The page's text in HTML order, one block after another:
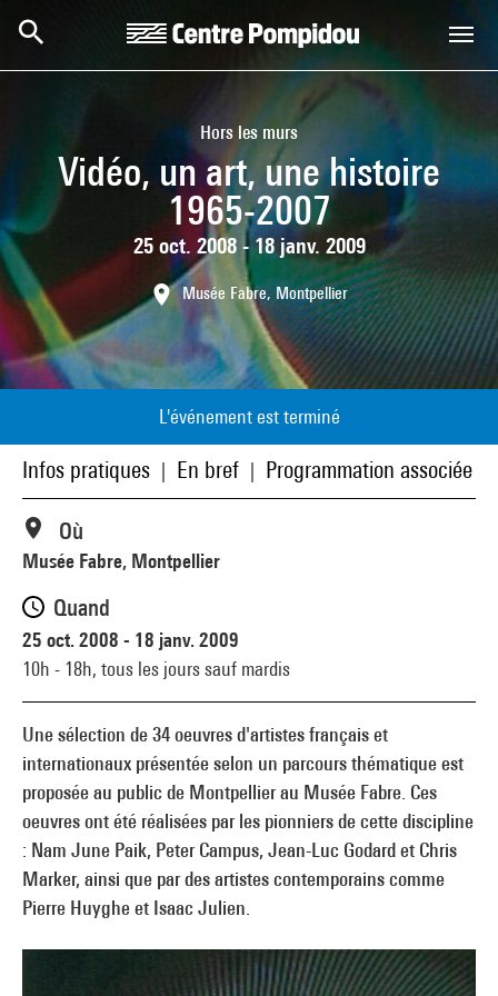
Hors les murs
Vidéo, un art, une histoire
1965-2007
25 oct. 2008 - 18 janv. 2009
Musée Fabre, Montpellier
L'événement est terminé
Infos pratiques En bref Programmation associée
Une sélection de 34 oeuvres d'artistes français et
internationaux présentée selon un parcours thématique est
proposée au public de Montpellier au Musée Fabre. Ces
oeuvres ont été réalisées par les pionniers de cette discipline
: Nam June Paik, Peter Campus, Jean-Luc Godard et Chris
Marker, ainsi que par des artistes contemporains comme
Pierre Huyghe et Isaac Julien.
Où
Musée Fabre, Montpellier
Quand
25 oct. 2008 - 18 janv. 2009
10h - 18h, tous les jours sauf mardis